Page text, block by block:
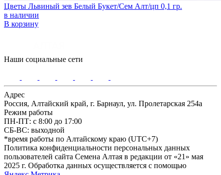
Цветы Львиный зев Белый Букет/Сем Алт/цп 0,1 гр.
в наличии
В корзину
Наши социальные сети
Адрес
Россия, Алтайский край, г. Барнаул, ул. Пролетарская 254а
Режим работы
ПН-ПТ: с 8:00 до 17:00
СБ-ВС: выходной
*время работы по Алтайскому краю (UTC+7)
Политика конфиденциальности персональных данных
пользователей сайта Семена Алтая в редакции от «21» мая
2025 г. Обработка данных осуществляется с помощью